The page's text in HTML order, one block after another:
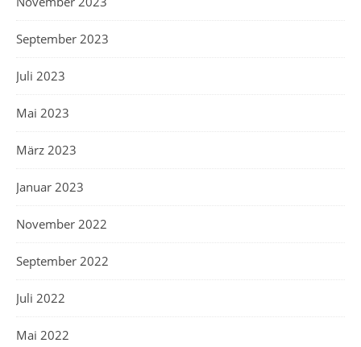
September 2023
Juli 2023
Mai 2023
März 2023
Januar 2023
November 2022
September 2022
Juli 2022
Mai 2022